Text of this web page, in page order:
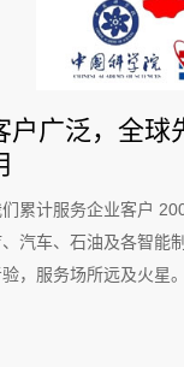
户广泛，全球
累计服务企业客户
汽车、石油及各智能
，服务场所远及火星。